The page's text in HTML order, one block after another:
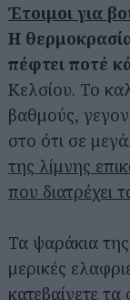
Έτοιμοι για
Η
πέφτει ποτέ
Κελσίου. Το
βαθμούς,
στο ότι σε
της λίμνης
που διατρέχει
Τα ψαράκια
μερικές
κατεβαίνετε